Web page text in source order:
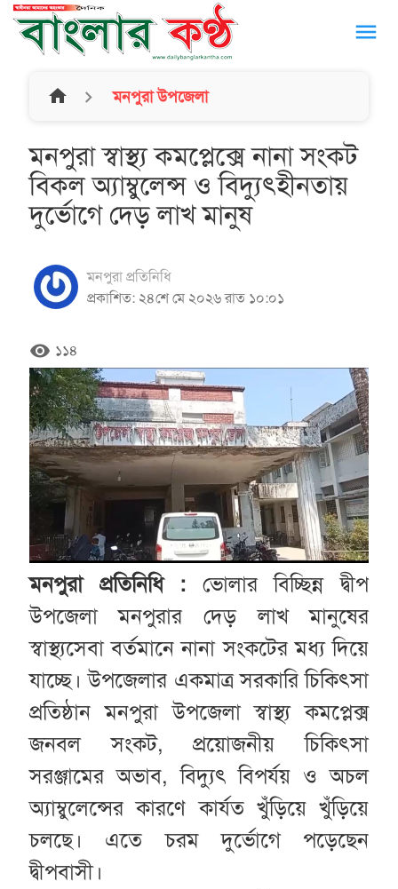
menu
home মনপুরা উপজেলা
মনপুরা স্বাস্থ্য কমপ্লেক্সে নানা সংকট
বিকল অ্যাম্বুলেন্স ও বিদ্যুৎহীনতায়
দুর্ভোগে দেড় লাখ মানুষ
মনপুরা প্রতিনিধি
প্রকাশিত: ২৪শে মে ২০২৬ রাত ১০:০১
remove_red_eye ১১৪
মনপুরা প্রতিনিধি : ভোলার বিচ্ছিন্ন দ্বীপ
উপজেলা মনপুরার দেড় লাখ মানুষের
স্বাস্থ্যসেবা বর্তমানে নানা সংকটের মধ্য দিয়ে
যাচ্ছে। উপজেলার একমাত্র সরকারি চিকিৎসা
প্রতিষ্ঠান মনপুরা উপজেলা স্বাস্থ্য কমপ্লেক্স
জনবল সংকট, প্রয়োজনীয় চিকিৎসা
সরঞ্জামের অভাব, বিদ্যুৎ বিপর্যয় ও অচল
অ্যাম্বুলেন্সের কারণে কার্যত খুঁড়িয়ে খুঁড়িয়ে
চলছে। এতে চরম দুর্ভোগে পড়েছেন
দ্বীপবাসী।